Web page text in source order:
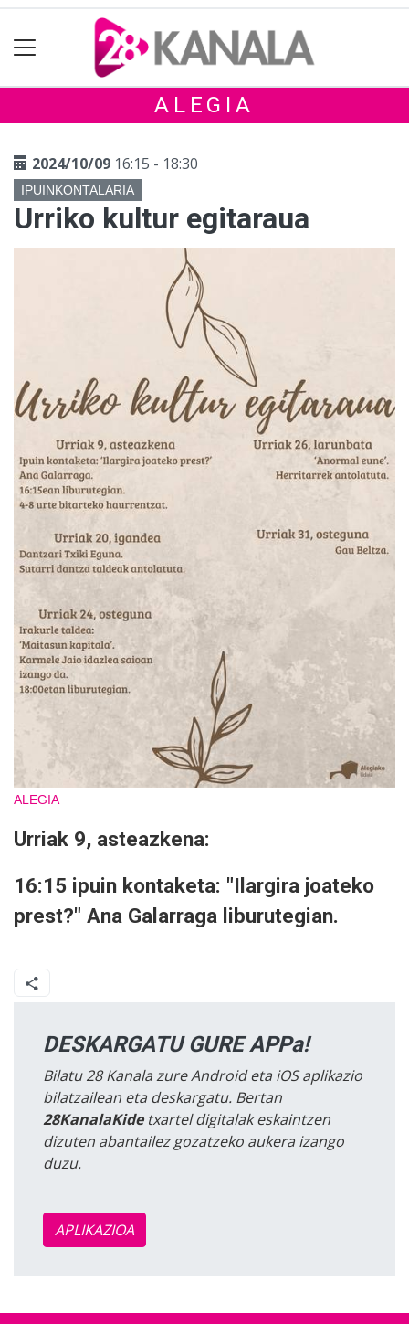
ALEGIA
2024/10/09 16:15 - 18:30
IPUINKONTALARIA
Urriko kultur egitaraua
ALEGIA
Urriak 9, asteazkena:
16:15 ipuin kontaketa: "Ilargira joateko
prest?" Ana Galarraga liburutegian.
DESKARGATU GURE APPa!
Bilatu 28 Kanala zure Android eta iOS aplikazio
bilatzailean eta deskargatu. Bertan
28KanalaKidetxartel digitalak eskaintzen
dizuten abantailez gozatzeko aukera izango
duzu.
APLIKAZIOA